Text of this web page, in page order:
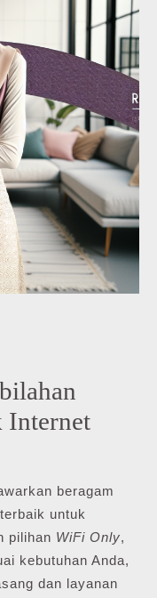
Internet
beragam
untuk
pilihan WiFi Only,
kebutuhan Anda,
dan layanan